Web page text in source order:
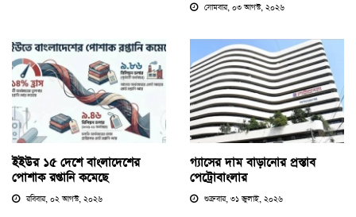
সোমবার, ০৩ আগস্ট, ২০২৬
ইইউর ১৫ দেশে বাংলাদেশের
পোশাক রপ্তানি কমেছে
রবিবার, ০২ আগস্ট, ২০২৬
গ্যাসের দাম বাড়ানোর প্রস্তাব
পেট্রোবাংলার
শুক্রবার, ৩১ জুলাই, ২০২৬